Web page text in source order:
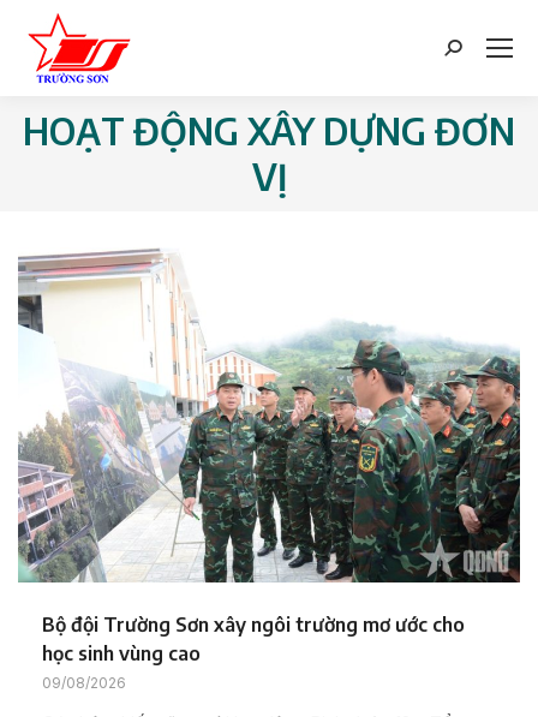
Search:
HOẠT ĐỘNG XÂY DỰNG ĐƠN
VỊ
You are here:
Bộ đội Trường Sơn xây ngôi trường mơ ước cho
học sinh vùng cao
09/08/2026